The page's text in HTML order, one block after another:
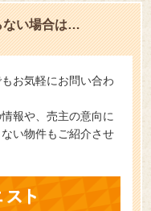
ない場合は…
お気軽にお問い合わ
報や、売主の意向に
い物件もご紹介させ